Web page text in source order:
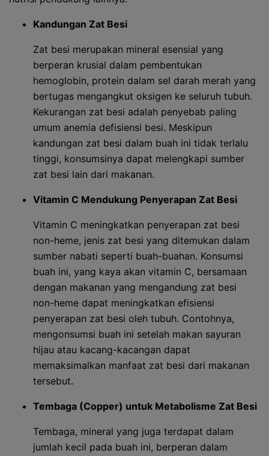
Kandungan Zat Besi
Zat besi merupakan mineral esensial yang
berperan krusial dalam pembentukan
hemoglobin, protein dalam sel darah merah yang
bertugas mengangkut oksigen ke seluruh tubuh.
Kekurangan zat besi adalah penyebab paling
umum anemia defisiensi besi. Meskipun
kandungan zat besi dalam buah ini tidak terlalu
tinggi, konsumsinya dapat melengkapi sumber
zat besi lain dari makanan.
Vitamin C Mendukung Penyerapan Zat Besi
Vitamin C meningkatkan penyerapan zat besi
non-heme, jenis zat besi yang ditemukan dalam
sumber nabati seperti buah-buahan. Konsumsi
buah ini, yang kaya akan vitamin C, bersamaan
dengan makanan yang mengandung zat besi
non-heme dapat meningkatkan efisiensi
penyerapan zat besi oleh tubuh. Contohnya,
mengonsumsi buah ini setelah makan sayuran
hijau atau kacang-kacangan dapat
memaksimalkan manfaat zat besi dari makanan
tersebut.
Tembaga (Copper) untuk Metabolisme Zat Besi
Tembaga, mineral yang juga terdapat dalam
jumlah kecil pada buah ini, berperan dalam